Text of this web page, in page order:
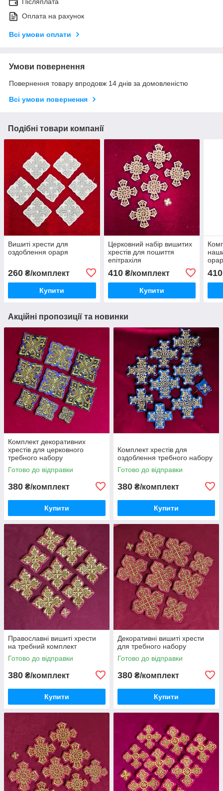
Післяплата
Оплата на рахунок
Всі умови оплати
Умови повернення
Повернення товару впродовж 14 днів за домовленістю
Всі умови повернення
Подібні товари компанії
Вишиті хрести для
оздоблення ораря
260 ₴/комплект
Купити
Церковний набір вишитих
хрестів для пошиття
епітрахіля
410₴/комплект
Купити
410
Акційні пропозиції та новинки
Комплект декоративних
хрестів для церковного
требного набору
Готово до відправки
380 ₴/комплект
Купити
Комплект хрестів для
оздоблення требного набору
Готово до відправки
380 ₴/комплект
Купити
Православні вишиті хрести
на требний комплект
Готово до відправки
380 ₴/комплект
Купити
Декоративні вишиті хрести
для требного набору
Готово до відправки
380 ₴/комплект
Купити